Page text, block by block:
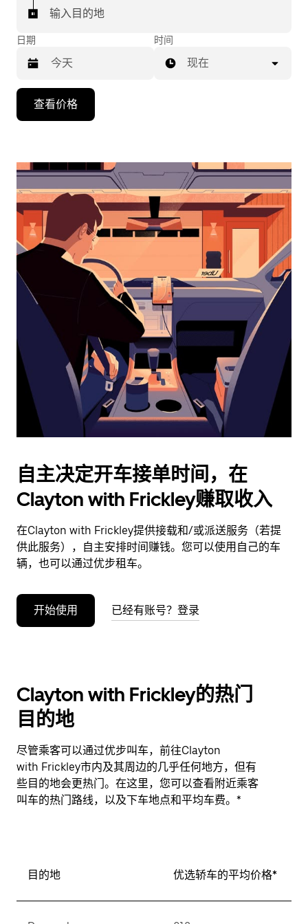
输入目的地
日期
向
头
浏
日
并
期。
按
退
闭
日
历。
时间
现在
查看价格
自主决定开车接单时间，在
Clayton with Frickley赚取收入
在Clayton with Frickley提供接载和/或派送服务（若提
供此服务），自主安排时间赚钱。您可以使用自己的车
辆，也可以通过优步租车。
开始使用 已经有账号？登录
Clayton with Frickley的热门
目的地
尽管乘客可以通过优步叫车，前往Clayton
with Frickley市内及其周边的几乎任何地方，但有
些目的地会更热门。在这里，您可以查看附近乘客
叫车的热门路线，以及下车地点和平均车费。*
目的地 优选轿车的平均价格*